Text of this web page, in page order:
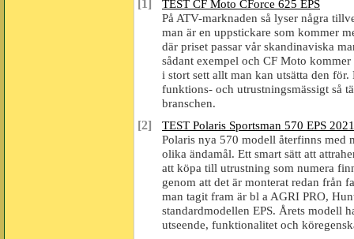
[1]
TEST CF Moto CForce 625 EPS
På ATV-marknaden så lyser några
man är en uppstickare som kommer
där priset passar vår skandinaviska
sådant exempel och CF Moto
i stort sett allt man kan utsätta den
funktions- och utrustningsmässigt så
branschen.
[2]
TEST Polaris Sportsman 570 EPS 2021
Polaris nya 570 modell återfinns med
olika ändamål. Ett smart sätt att
att köpa till utrustning som numera
genom att det är monterat redan från
man tagit fram är bl a AGRI PRO,
standardmodellen EPS. Årets modell
utseende, funktionalitet och